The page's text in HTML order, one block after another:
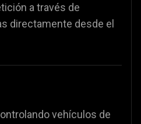
a través de
directamente desde el
vehículos de